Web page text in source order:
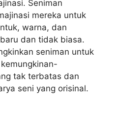
Seniman
mereka untuk
warna, dan
dan tidak biasa.
seniman untuk
tak terbatas dan
seni yang orisinal.